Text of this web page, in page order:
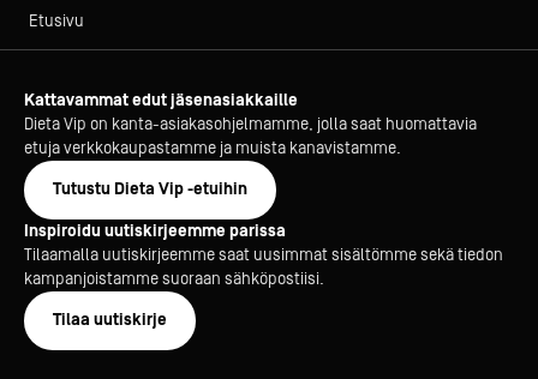
Etusivu
Kattavammat edut jäsenasiakkaille
Dieta Vip on kanta-asiakasohjelmamme, jolla saat huomattavia
etuja verkkokaupastamme ja muista kanavistamme.
Tutustu Dieta Vip -etuihin
Inspiroidu uutiskirjeemme parissa
Tilaamalla uutiskirjeemme saat uusimmat sisältömme sekä tiedon
kampanjoistamme suoraan sähköpostiisi.
Tilaa uutiskirje